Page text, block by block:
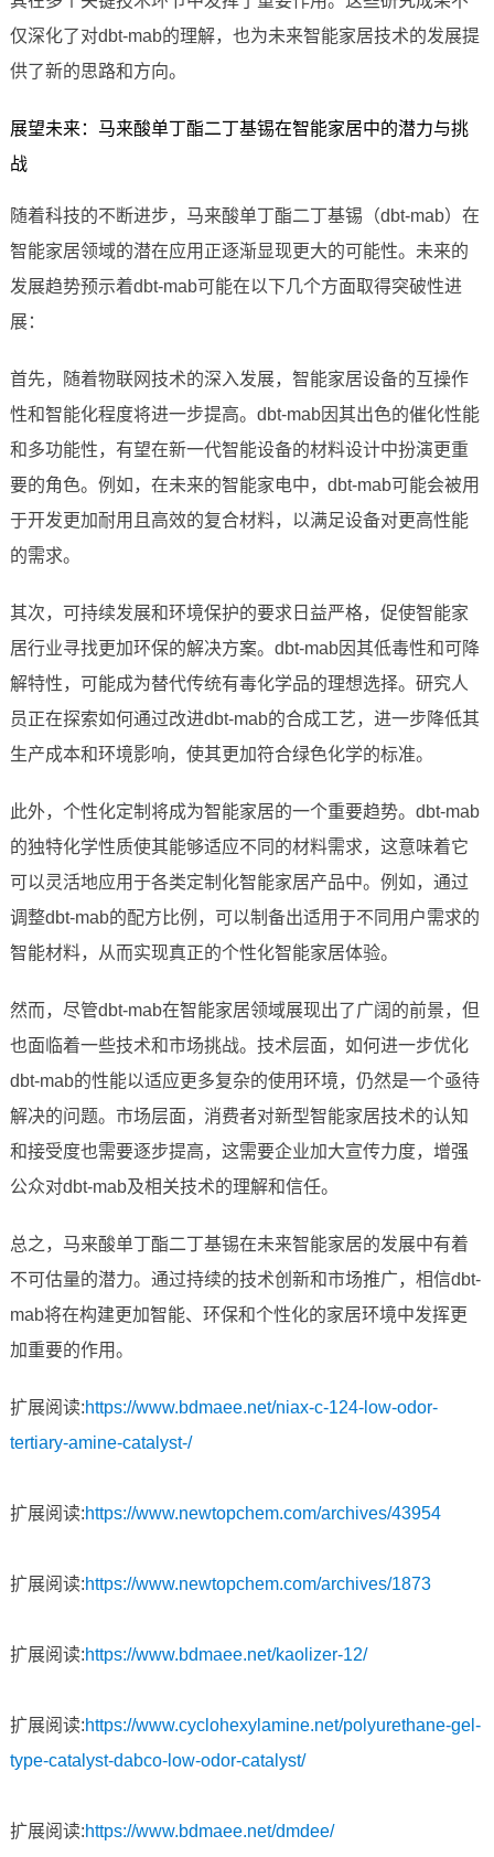
仅深化了对dbt-mab的理解，也为未来智能家居技术的发展提
供了新的思路和方向。
展望未来：马来酸单丁酯二丁基锡在智能家居中的潜力与挑
战
随着科技的不断进步，马来酸单丁酯二丁基锡（dbt-mab）在
智能家居领域的潜在应用正逐渐显现更大的可能性。未来的
发展趋势预示着dbt-mab可能在以下几个方面取得突破性进
展：
首先，随着物联网技术的深入发展，智能家居设备的互操作
性和智能化程度将进一步提高。dbt-mab因其出色的催化性能
和多功能性，有望在新一代智能设备的材料设计中扮演更重
要的角色。例如，在未来的智能家电中，dbt-mab可能会被用
于开发更加耐用且高效的复合材料，以满足设备对更高性能
的需求。
其次，可持续发展和环境保护的要求日益严格，促使智能家
居行业寻找更加环保的解决方案。dbt-mab因其低毒性和可降
解特性，可能成为替代传统有毒化学品的理想选择。研究人
员正在探索如何通过改进dbt-mab的合成工艺，进一步降低其
生产成本和环境影响，使其更加符合绿色化学的标准。
此外，个性化定制将成为智能家居的一个重要趋势。dbt-mab
的独特化学性质使其能够适应不同的材料需求，这意味着它
可以灵活地应用于各类定制化智能家居产品中。例如，通过
调整dbt-mab的配方比例，可以制备出适用于不同用户需求的
智能材料，从而实现真正的个性化智能家居体验。
然而，尽管dbt-mab在智能家居领域展现出了广阔的前景，但
也面临着一些技术和市场挑战。技术层面，如何进一步优化
dbt-mab的性能以适应更多复杂的使用环境，仍然是一个亟待
解决的问题。市场层面，消费者对新型智能家居技术的认知
和接受度也需要逐步提高，这需要企业加大宣传力度，增强
公众对dbt-mab及相关技术的理解和信任。
总之，马来酸单丁酯二丁基锡在未来智能家居的发展中有着
不可估量的潜力。通过持续的技术创新和市场推广，相信dbt-
mab将在构建更加智能、环保和个性化的家居环境中发挥更
加重要的作用。
扩展阅读:https://www.bdmaee.net/niax-c-124-low-odor-
tertiary-amine-catalyst-/
扩展阅读:https://www.newtopchem.com/archives/43954
扩展阅读:https://www.newtopchem.com/archives/1873
扩展阅读:https://www.bdmaee.net/kaolizer-12/
扩展阅读:https://www.cyclohexylamine.net/polyurethane-gel-
type-catalyst-dabco-low-odor-catalyst/
扩展阅读:https://www.bdmaee.net/dmdee/